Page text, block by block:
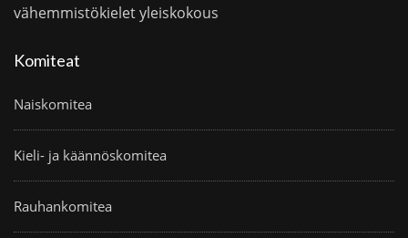
vähemmistökieletyleiskokous
Komiteat
Naiskomitea
Kieli- ja käännöskomitea
Rauhankomitea